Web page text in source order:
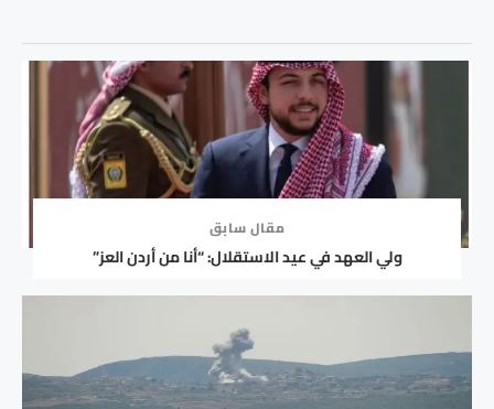
مقال سابق
ولي العهد في عيد الاستقلال: “أنا من أردن العز”